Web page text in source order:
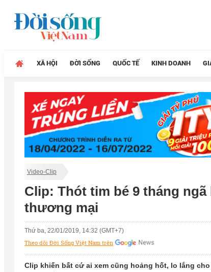
XÃ HỘI ĐỜI SỐNG QUỐC TẾ KINH DOANH
Video-Clip
Clip: Thót tim bé 9 tháng
thương mại
Thứ ba, 22/01/2019, 14:32 (GMT+7)
Theo dõi Đời Sống Việt Nam trên
Clip khiến bất cứ ai xem cũng hoảng hốt, lo lắng